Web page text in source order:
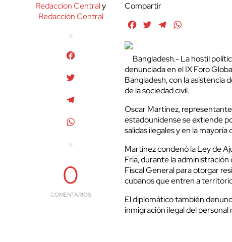
Redaccion Centraly
Redacción Central
0
COMENTARIOS
Compartir
FacebookTwitterTelegram
Bangladesh.- La hostil
denunciada en el IX Foro
Bangladesh, con la asistencia
de la sociedad civil.
Oscar Martínez,
estadounidense se extiende
salidas ilegales y en la
Martínez condenó la Ley de
Fría, durante la
Fiscal General para otorgar
cubanos que entren a
El diplomático también
inmigración ilegal del personal